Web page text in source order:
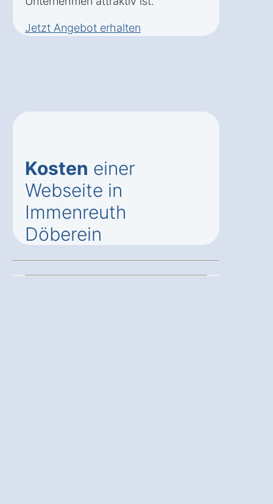
Jetzt Angebot erhalten
Kosten einer
Webseite in
Immenreuth
Döberein